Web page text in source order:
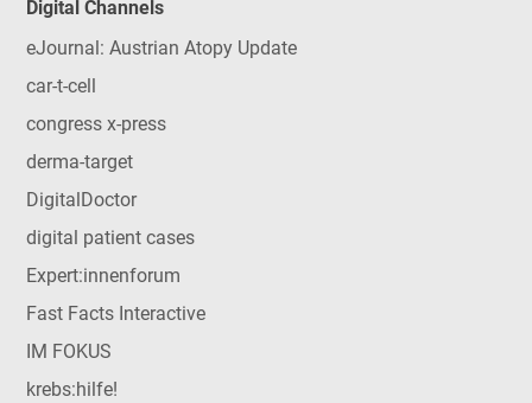
Digital Channels
eJournal: Austrian Atopy Update
car-t-cell
congress x-press
derma-target
DigitalDoctor
digital patient cases
Expert:innenforum
Fast Facts Interactive
IM FOKUS
krebs:hilfe!